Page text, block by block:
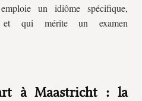
un idiôme spécifique,
et qui mérite un examen
à Maastricht : la